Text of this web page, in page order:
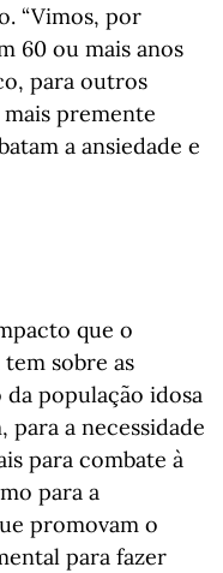
“Vimos, por
60 ou mais anos
para outros
premente
a ansiedade e
que o
sobre as
da população idosa
para a necessidade
para combate à
para a
promovam o
para fazer